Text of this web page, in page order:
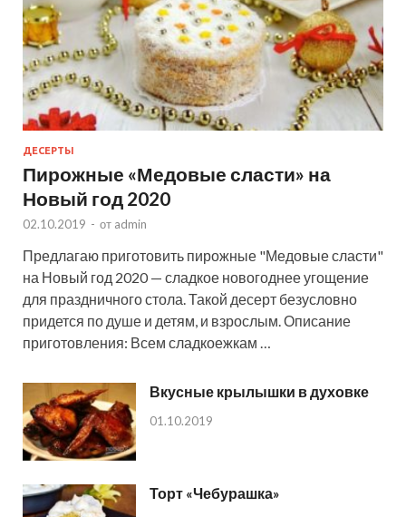
ДЕСЕРТЫ
Пирожные «Медовые сласти» на
Новый год 2020
02.10.2019 - от admin
Предлагаю приготовить пирожные "Медовые сласти"
на Новый год 2020 — сладкое новогоднее угощение
для праздничного стола. Такой десерт безусловно
придется по душе и детям, и взрослым. Описание
приготовления: Всем сладкоежкам …
Вкусные крылышки в духовке
01.10.2019
Торт «Чебурашка»